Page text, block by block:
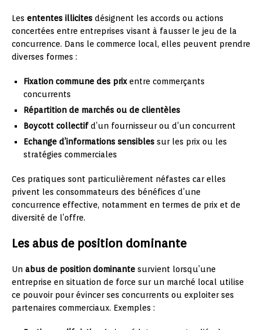
Les ententes illicites désignent les accords ou actions
concertées entre entreprises visant à fausser le jeu de la
concurrence. Dans le commerce local, elles peuvent prendre
diverses formes :
Fixation commune des prixentre commerçants
concurrents
Répartition de marchés ou de clientèles
Boycott collectifd’un fournisseur ou d’un concurrent
Echange d’informations sensibles sur les prix ou les
stratégies commerciales
Ces pratiques sont particulièrement néfastes car elles
privent les consommateurs des bénéfices d’une
concurrence effective, notamment en termes de prix et de
diversité de l’offre.
Les abus de position dominante
Un abus de position dominante survient lorsqu’une
entreprise en situation de force sur un marché local utilise
ce pouvoir pour évincer ses concurrents ou exploiter ses
partenaires commerciaux. Exemples :